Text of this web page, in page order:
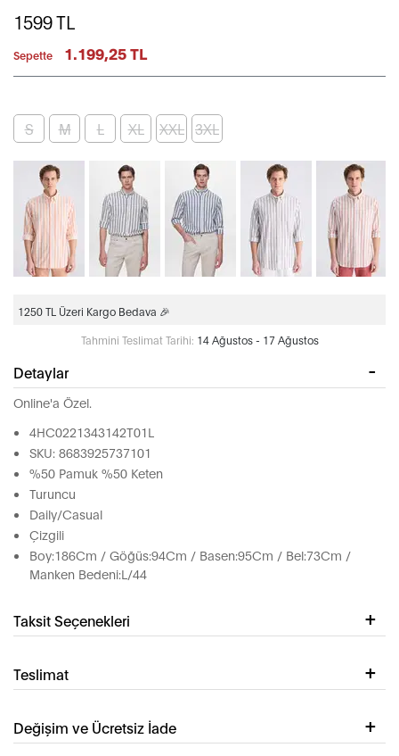
1599TL
Sepette 1.199,25 TL
S M L XL XXL 3XL
1250 TL Üzeri Kargo Bedava 🎉
Tahmini Teslimat Tarihi: 14 Ağustos - 17 Ağustos
Detaylar
Online'a Özel.
4HC0221343142T01L
SKU: 8683925737101
%50 Pamuk %50 Keten
Turuncu
Daily/Casual
Çizgili
Boy:186Cm / Göğüs:94Cm / Basen:95Cm / Bel:73Cm /
Manken Bedeni:L/44
Taksit Seçenekleri
Teslimat
Değişim ve Ücretsiz İade